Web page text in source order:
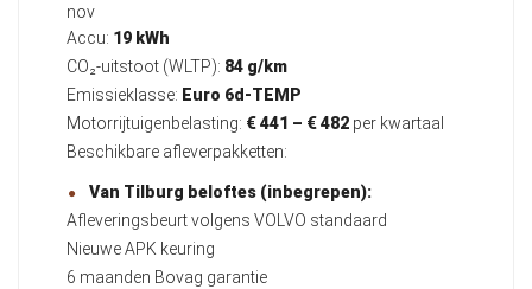
nov
Accu: 19 kWh
CO₂-uitstoot (WLTP): 84 g/km
Emissieklasse: Euro 6d-TEMP
Motorrijtuigenbelasting: € 441 – € 482 per kwartaal
Beschikbare afleverpakketten:
Van Tilburg beloftes (inbegrepen):
Afleveringsbeurt volgens VOLVO standaard
Nieuwe APK keuring
6 maanden Bovag garantie